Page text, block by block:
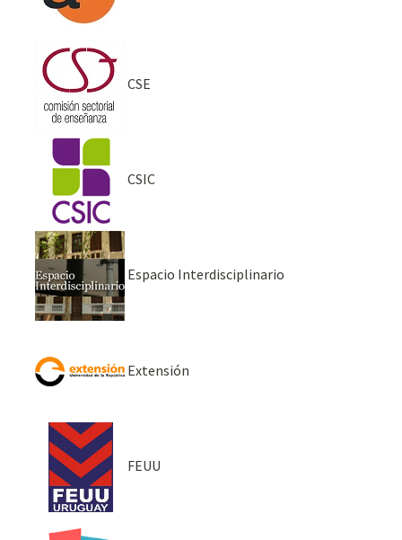
CSE
CSIC
Espacio Interdisciplinario
Extensión
FEUU